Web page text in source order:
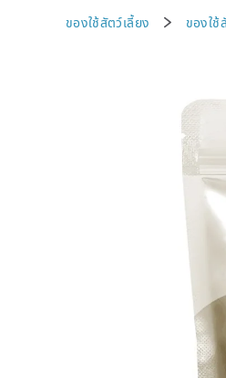
ของใช้สัตว์เลี้ยง ของใช้